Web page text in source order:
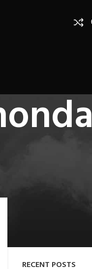
RECENT POSTS